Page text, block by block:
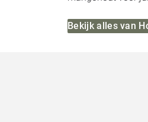
Bekijk alles van